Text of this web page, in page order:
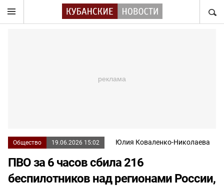
Общество 19.06.2026 15:02 Юлия Коваленко-Николаева
ПВО за 6 часов сбила 216
беспилотников над регионами России,